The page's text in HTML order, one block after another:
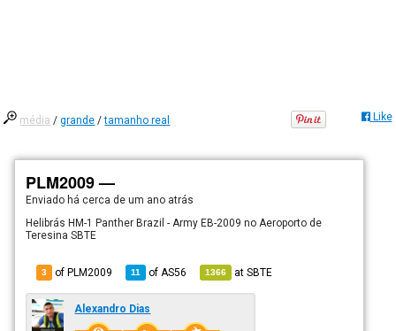
média /grande /tamanho real Like
PLM2009 —
Enviado há cerca de um ano atrás
Helibrás HM-1 Panther Brazil - Army EB-2009 no Aeroporto de
Teresina SBTE
3 of PLM2009 11 of AS56 1366 atSBTE
Alexandro Dias